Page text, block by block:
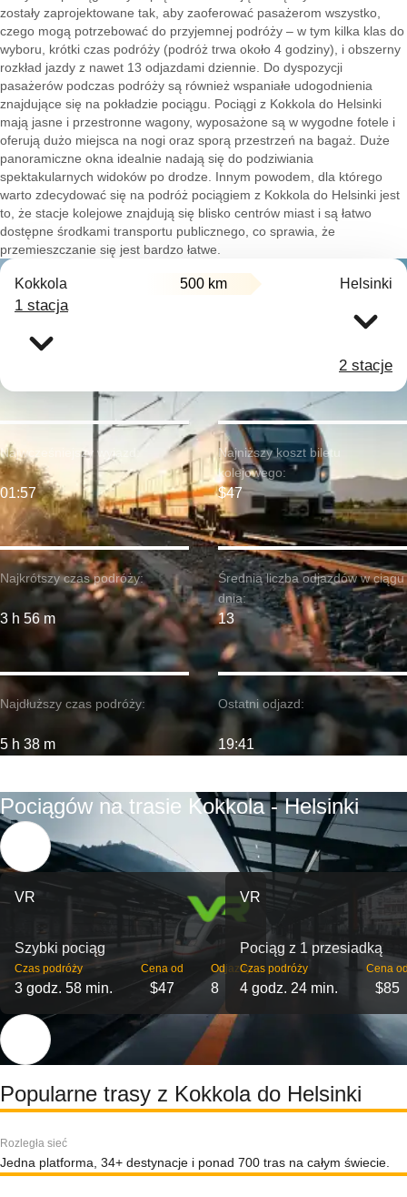
zostały zaprojektowane tak, aby zaoferować pasażerom wszystko,
czego mogą potrzebować do przyjemnej podróży – w tym kilka klas do
wyboru, krótki czas podróży (podróż trwa około 4 godziny), i obszerny
rozkład jazdy z nawet 13 odjazdami dziennie. Do dyspozycji
pasażerów podczas podróży są również wspaniałe udogodnienia
znajdujące się na pokładzie pociągu. Pociągi z Kokkola do Helsinki
mają jasne i przestronne wagony, wyposażone są w wygodne fotele i
oferują dużo miejsca na nogi oraz sporą przestrzeń na bagaż. Duże
panoramiczne okna idealnie nadają się do podziwiania
spektakularnych widoków po drodze. Innym powodem, dla którego
warto zdecydować się na podróż pociągiem z Kokkola do Helsinki jest
to, że stacje kolejowe znajdują się blisko centrów miast i są łatwo
dostępne środkami transportu publicznego, co sprawia, że
przemieszczanie się jest bardzo łatwe.
Kokkola 500 km Helsinki
1 stacja
2 stacje
Najkrótszy czas podróży:
3 h 56 m
Najwcześniejszy wyjazd:
01:57
Najdłuższy czas podróży:
5 h 38 m
Najniższy koszt biletu
kolejowego:
$47
Średnia liczba odjazdów w ciągu
dnia:
13
Ostatni odjazd:
19:41
Pociągów na trasie Kokkola - Helsinki
VR
Szybki pociąg
Czas podróży
3 godz. 58 min.
Cena od
$47
Odjazdy
8
VR
Pociąg z 1 przesiadką
Czas podróży
4 godz. 24 min.
Cena
$85
Popularne trasy z Kokkola do Helsinki
Rozległa sieć
Jedna platforma, 34+ destynacje i ponad 700 tras na całym świecie.